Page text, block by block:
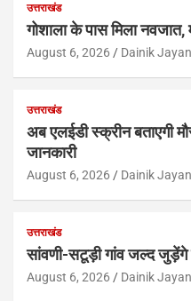
उत्तराखंड
गोशाला के पास मिला
August 6, 2026 Dainik
उत्तराखंड
अब एलईडी स्क्रीन बताएगी
जानकारी
August 6, 2026 Dainik
उत्तराखंड
सांवणी-सटूड़ी गांव जल्द
August 6, 2026 Dainik